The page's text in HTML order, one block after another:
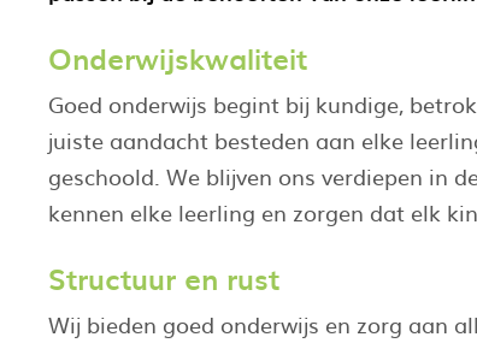
Onderwijskwaliteit
Goed onderwijs begint bij kundige,
juiste aandacht besteden aan elke
geschoold. We blijven ons verdiepen in
kennen elke leerling en zorgen dat elk
Structuur en rust
Wij bieden goed onderwijs en zorg aan